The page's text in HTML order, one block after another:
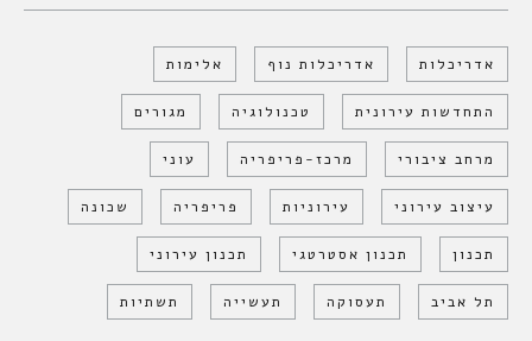
אדריכלות אדריכלות נוף אלימות
התחדשות עירונית טכנולוגיה מגורים
מרחב ציבורי מרכז-פריפריה עוני
עיצוב עירוני עירוניות פריפריה שכונה
תכנון תכנון אסטרטגי תכנון עירוני
תל אביב תעסוקה תעשייה תשתיות